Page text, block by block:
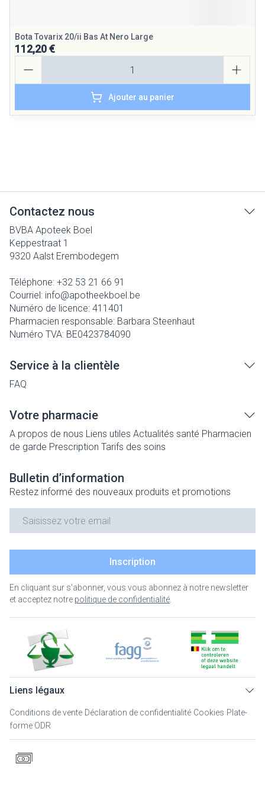
Bota Tovarix 20/ii Bas At Nero Large
112,20 €
Ajouter au panier
Contactez nous
BVBA Apoteek Boel
Keppestraat 1
9320 Aalst Erembodegem
Téléphone: +32 53 21 66 91
Courriel: info@apotheekboel.be
Numéro de licence: 411401
Pharmacien responsable: Barbara Steenhaut
Numéro TVA: BE0423784090
Service à la clientèle
FAQ
Votre pharmacie
A propos de nous Liens utiles Actualités santé Pharmacien
de garde Prescription Tarifs des soins
Bulletin d’information
Restez informé des nouveaux produits et promotions
Inscription
En cliquant sur s'abonner, vous vous abonnez à notre newsletter
et acceptez notre politique de confidentialité
Liens légaux
Conditions de vente Déclaration de confidentialité Cookies Plate-
forme ODR